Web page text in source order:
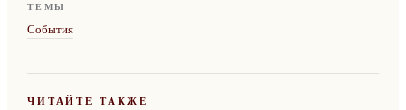
ТЕМЫ
События
ЧИТАЙТЕ ТАКЖЕ